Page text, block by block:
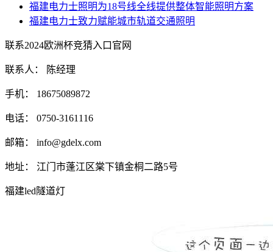
福建电力士照明为18号线全线提供整体智能照明方案
福建电力士致力赋能城市轨道交通照明
联系2024欧洲杯竞猜入口官网
联系人： 陈经理
手机： 18675089872
电话： 0750-3161116
邮箱： info@gdelx.com
地址： 江门市蓬江区棠下镇金桐二路5号
福建led隧道灯